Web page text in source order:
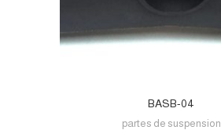
BASB-04
partes de suspension